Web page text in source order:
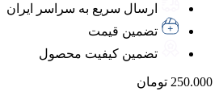
ارسال سریع به سراسر ایران
تضمین قیمت
تضمین کیفیت محصول
250.000 تومان